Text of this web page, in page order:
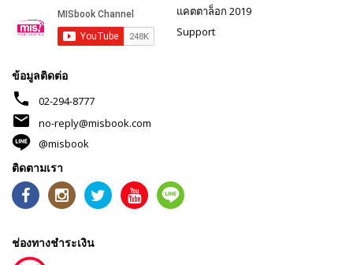
แคตตาล็อก 2019
Support
ข้อมูลติดต่อ
phone 02-294-8777
mail
no-reply@misbook.com
@misbook
ติดตามเรา
ช่องทางชำระเงิน